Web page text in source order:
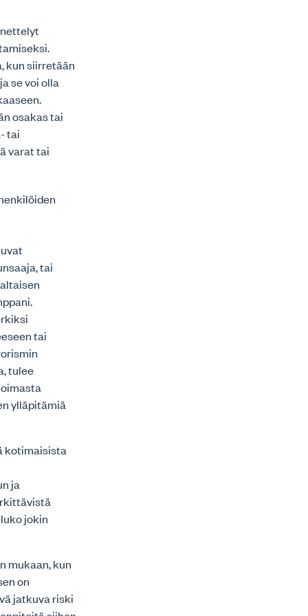
kun siirretään
se voi olla
osakas tai
tai
varat tai
tai
tai
tulee
ylläpitämiä
kotimaisista
ja
jokin
mukaan, kun
on
jatkuva riski